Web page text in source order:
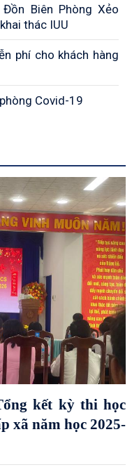
Biên Phòng Xẻo
thác IUU
phí cho khách hàng
Covid-19
kết kỳ thi học
xã năm học 2025-